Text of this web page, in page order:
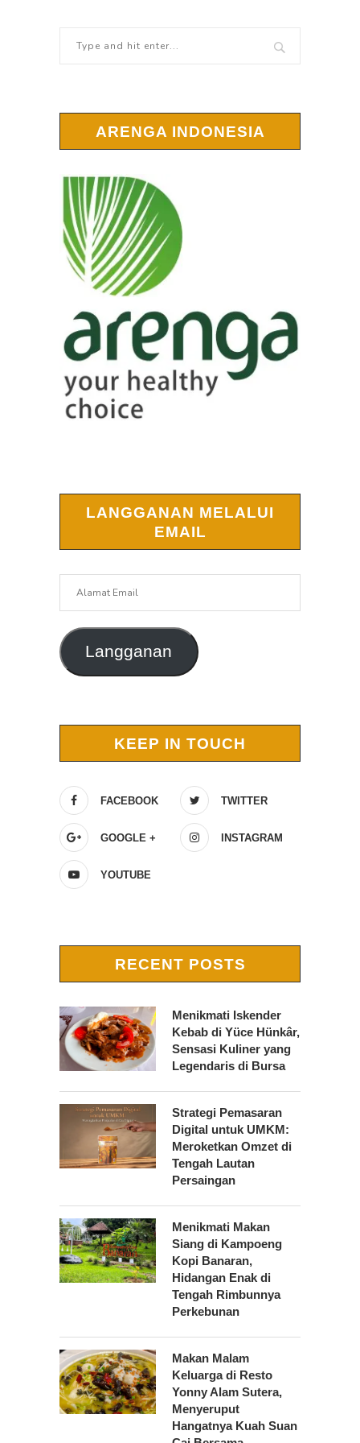
ARENGA INDONESIA
LANGGANAN MELALUI
EMAIL
Langganan
KEEP IN TOUCH
FACEBOOK TWITTER
GOOGLE + INSTAGRAM
YOUTUBE
RECENT POSTS
Menikmati Iskender
Kebab di Yüce Hünkâr,
Sensasi Kuliner yang
Legendaris di Bursa
Strategi Pemasaran
Digital untuk UMKM:
Meroketkan Omzet di
Tengah Lautan
Persaingan
Menikmati Makan
Siang di Kampoeng
Kopi Banaran,
Hidangan Enak di
Tengah Rimbunnya
Perkebunan
Makan Malam
Keluarga di Resto
Yonny Alam Sutera,
Menyeruput
Hangatnya Kuah Suan